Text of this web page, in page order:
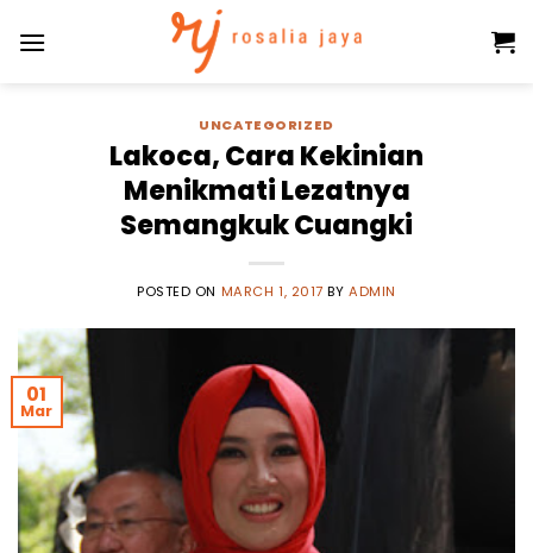
UNCATEGORIZED
Lakoca, Cara Kekinian
Menikmati Lezatnya
Semangkuk Cuangki
POSTED ON MARCH 1, 2017 BYADMIN
01
Mar